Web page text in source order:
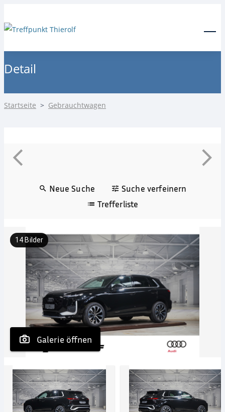
Detail
Startseite > Gebrauchtwagen
Neue Suche
Suche verfeinern
Trefferliste
Galerie öffnen
14 Bilder